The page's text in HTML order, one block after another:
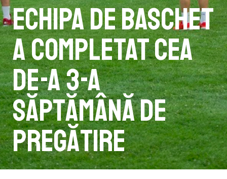
Echipa de baschet
a completat cea
de-a 3-a
săptămână de
pregătire